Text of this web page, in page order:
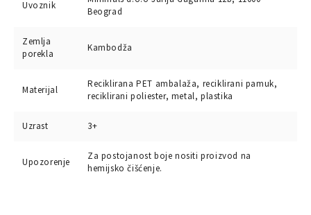
Uvoznik
Beograd
Zemlja
porekla
Kambodža
Materijal
Reciklirana PET ambalaža, reciklirani pamuk,
reciklirani poliester, metal, plastika
Uzrast 3+
Upozorenje
Za postojanost boje nositi proizvod na
hemijsko čišćenje.